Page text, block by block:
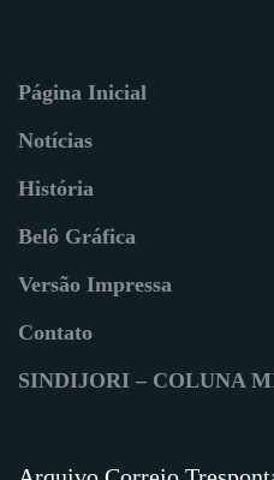
Página Inicial
Notícias
História
Belô Gráfica
Versão Impressa
Contato
SINDIJORI – COLUNA